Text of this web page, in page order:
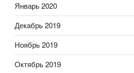
Январь 2020
Декабрь 2019
Ноябрь 2019
Октябрь 2019